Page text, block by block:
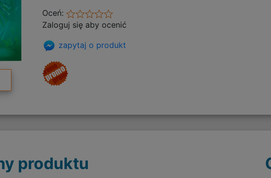
Oceń:
Zaloguj się aby ocenić
zapytaj o produkt
produktu